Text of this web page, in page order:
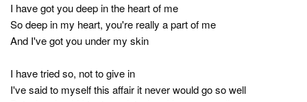
I have got you deep in the heart of me
So deep in my heart, you're really a part of me
And I've got you under my skin
I have tried so, not to give in
I've said to myself this affair it never would go so well